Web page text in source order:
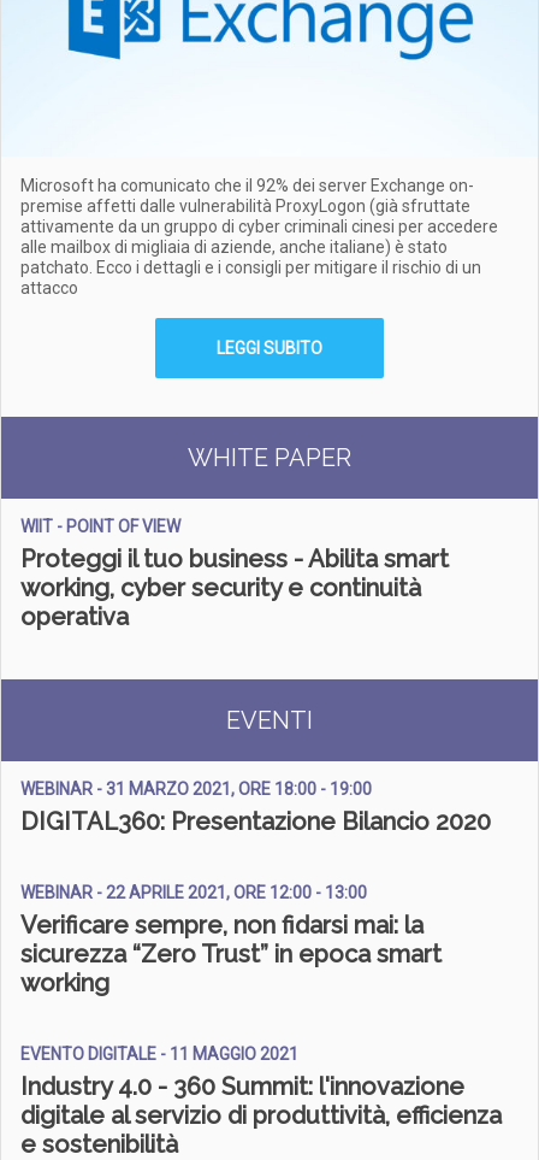
Microsoft ha comunicato che il 92% dei server Exchange on-
premise affetti dalle vulnerabilità ProxyLogon (già sfruttate
attivamente da un gruppo di cyber criminali cinesi per accedere
alle mailbox di migliaia di aziende, anche italiane) è stato
patchato. Ecco i dettagli e i consigli per mitigare il rischio di un
attacco
LEGGI SUBITO
WHITE PAPER
WIIT - POINT OF VIEW
Proteggi il tuo business - Abilita smart
working, cyber security e continuità
operativa
EVENTI
WEBINAR - 31 MARZO 2021, ORE 18:00 - 19:00
DIGITAL360: Presentazione Bilancio 2020
WEBINAR - 22 APRILE 2021, ORE 12:00 - 13:00
Verificare sempre, non fidarsi mai: la
sicurezza “Zero Trust” in epoca smart
working
EVENTO DIGITALE - 11 MAGGIO 2021
Industry 4.0 - 360 Summit: l'innovazione
digitale al servizio di produttività, efficienza
e sostenibilità